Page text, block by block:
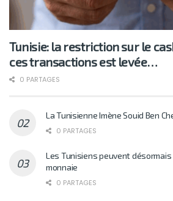
Tunisie: la restriction sur le
ces transactions est levée…
0 PARTAGES
La Tunisienne Imène Souid Ben
0 PARTAGES
Les Tunisiens peuvent
monnaie
0 PARTAGES